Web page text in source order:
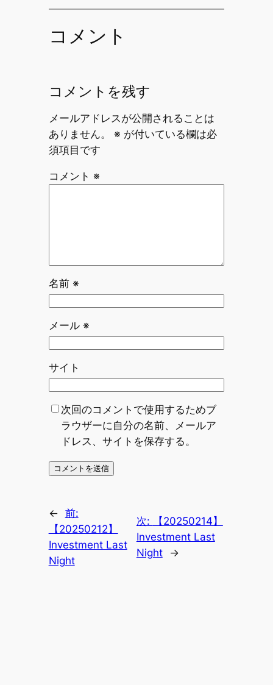
コメント
コメントを残す
メールアドレスが公開されることは
ありません。
※ が付いている欄は必
須項目です
コメント ※
名前 ※
メール ※
サイト
次回のコメントで使用するためブ
ラウザーに自分の名前、メールア
ドレス、サイトを保存する。
← 前:
【20250212】
Investment Last
Night
次:
【20250214】
Investment Last
Night
→